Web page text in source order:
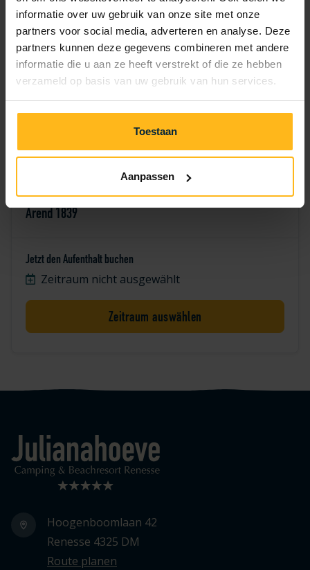
informatie over uw gebruik van onze site met onze
partners voor social media, adverteren en analyse. Deze
partners kunnen deze gegevens combineren met andere
informatie die u aan ze heeft verstrekt of die ze hebben
verzameld op basis van uw gebruik van hun services.
Toestaan
Aanpassen
7 8 9 10 11 12
14 15 16 17 18 19 20
28 29 30
Arend 1839
Jetzt den Aufenthalt buchen
Zeitraum nicht ausgewählt
Zeitraum auswählen
Logo Julianahoeve
Hoogenboomlaan 42
Renesse 4325 DM
Route planen